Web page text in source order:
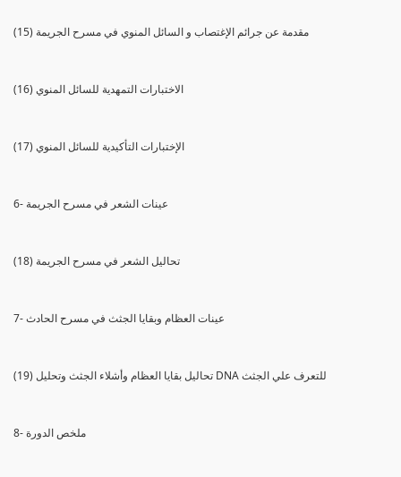
(15) مقدمة عن جرائم الإغتصاب و السائل المنوي في مسرح الجريمة
(16) الاختبارات التمهدية للسائل المنوي
(17) الإختبارات التأكيدية للسائل المنوي
6- عينات الشعر في مسرح الجريمة
(18) تحاليل الشعر في مسرح الجريمة
7- عينات العظام وبقايا الجثث في مسرح الحادث
(19) تحاليل بقايا العظام وأشلاء الجثث وتحليل DNA للتعرف علي الجثث
8- ملخص الدورة